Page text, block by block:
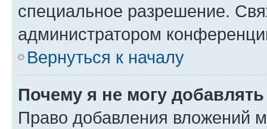
специальное разрешение.
администратором
Вернуться к началу
Почему я не могу
Право добавления вложений